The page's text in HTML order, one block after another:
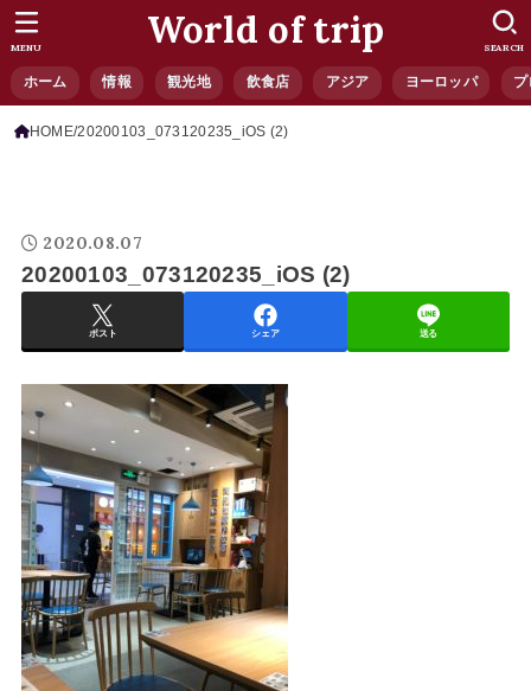
World of trip
ホーム 情報 観光地 飲食店 アジア ヨーロッパ プ
SEARCH
MENU
HOME 20200103_073120235_iOS (2)
2020.08.07
20200103_073120235_iOS (2)
ポスト シェア 送る